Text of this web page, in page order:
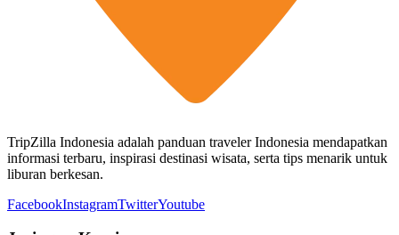
TripZilla Indonesia adalah panduan traveler Indonesia mendapatkan
informasi terbaru, inspirasi destinasi wisata, serta tips menarik untuk
liburan berkesan.
FacebookInstagramTwitterYoutube